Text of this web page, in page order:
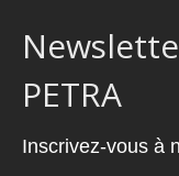
PETRA
Inscrivez-vous à